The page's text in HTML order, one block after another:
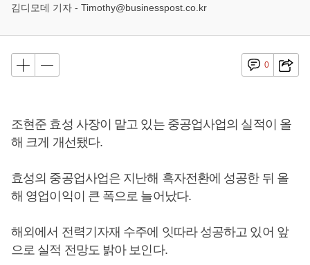
김디모데 기자 - Timothy@businesspost.co.kr
0
조현준 효성 사장이 맡고 있는 중공업사업의 실적이 올
해 크게 개선됐다.
효성의 중공업사업은 지난해 흑자전환에 성공한 뒤 올
해 영업이익이 큰 폭으로 늘어났다.
해외에서 전력기자재 수주에 잇따라 성공하고 있어 앞
으로 실적 전망도 밝아 보인다.